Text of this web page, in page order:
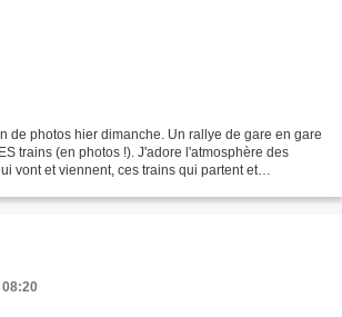
de photos hier dimanche. Un rallye de gare en gare
trains (en photos !). J'adore l'atmosphère des
vont et viennent, ces trains qui partent et
08:20